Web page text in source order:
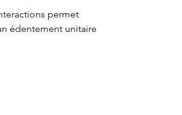
permet
édentement unitaire